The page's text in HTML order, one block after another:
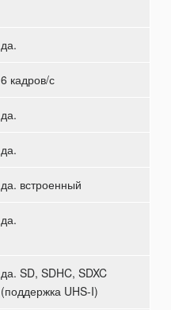
да.
6 кадров/с
да.
да.
да. встроенный
да.
да. SD, SDHC, SDXC
(поддержка UHS-I)